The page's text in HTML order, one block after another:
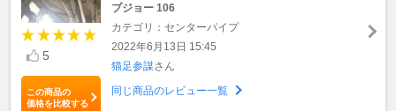
5
この商品の
価格を比較する
プジョー 106
カテゴリ：センターパイプ
2022年6月13日 15:45
猫足参謀さん
同じ商品のレビュー一覧